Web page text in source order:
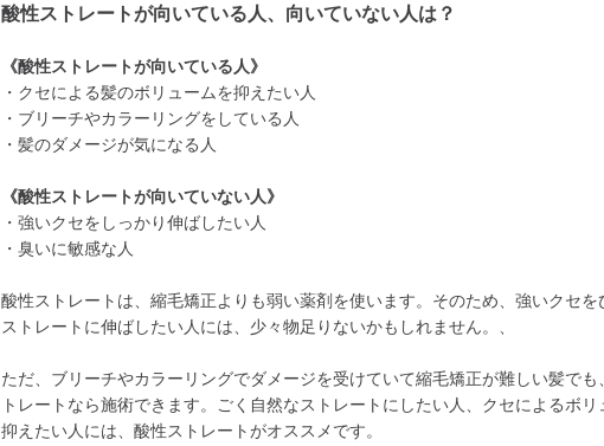
酸性ストレートが向いている人、向いていない人は？
《酸性ストレートが向いている人》
・クセによる髪のボリュームを抑えたい人
・ブリーチやカラーリングをしている人
・髪のダメージが気になる人
《酸性ストレートが向いていない人》
・強いクセをしっかり伸ばしたい人
・臭いに敏感な人
酸性ストレートは、縮毛矯正よりも弱い薬剤を使います。そのため、強いクセを
ストレートに伸ばしたい人には、少々物足りないかもしれません。、
ただ、ブリーチやカラーリングでダメージを受けていて縮毛矯正が難しい髪でも
トレートなら施術できます。ごく自然なストレートにしたい人、クセによるボリ
抑えたい人には、酸性ストレートがオススメです。